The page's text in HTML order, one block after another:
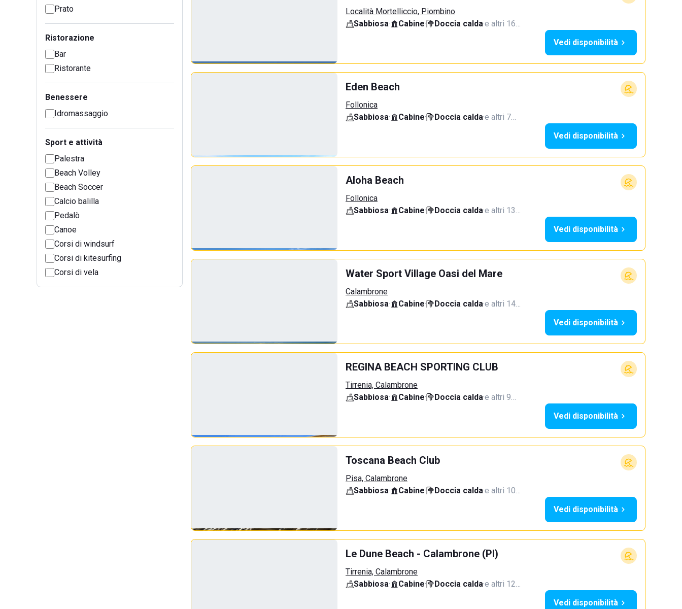
Prato
Ristorazione
Bar
Ristorante
Benessere
Idromassaggio
Sport e attività
Palestra
Beach Volley
Beach Soccer
Calcio balilla
Pedalò
Canoe
Corsi di windsurf
Corsi di kitesurfing
Corsi di vela
Località Mortelliccio, Piombino
Sabbiosa· Cabine· Doccia calda·e altri 16…
Vedi disponibilità
Eden Beach
Follonica
Sabbiosa· Cabine· Doccia calda·e altri 7…
Vedi disponibilità
Aloha Beach
Follonica
Sabbiosa· Cabine· Doccia calda·e altri 13…
Vedi disponibilità
Water Sport Village Oasi del Mare
Calambrone
Sabbiosa· Cabine· Doccia calda·e altri 14…
Vedi disponibilità
REGINA BEACH SPORTING CLUB
Tirrenia, Calambrone
Sabbiosa· Cabine· Doccia calda·e altri 9…
Vedi disponibilità
Toscana Beach Club
Pisa, Calambrone
Sabbiosa· Cabine· Doccia calda·e altri 10…
Vedi disponibilità
Le Dune Beach - Calambrone (PI)
Tirrenia, Calambrone
Sabbiosa· Cabine· Doccia calda·e altri 12…
Vedi disponibilità